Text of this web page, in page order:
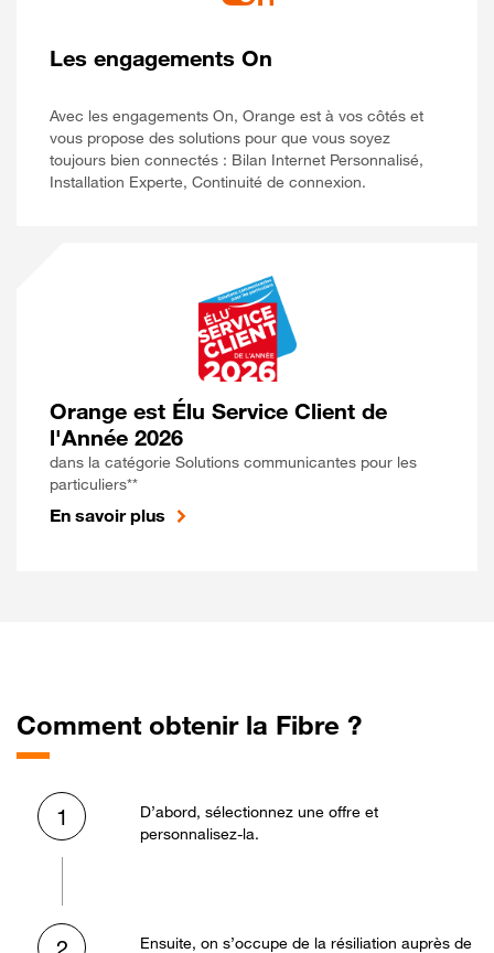
Les engagements On
Avec les engagements On, Orange est à vos côtés et
vous propose des solutions pour que vous soyez
toujours bien connectés : Bilan Internet Personnalisé,
Installation Experte, Continuité de connexion.
Orange est Élu Service Client de
l'Année 2026
dans la catégorie Solutions communicantes pour les
particuliers**
En savoir plus
Comment obtenir la Fibre ?
1
D’abord, sélectionnez une offre et
personnalisez-la.
Ensuite, on s’occupe de la résiliation auprès de